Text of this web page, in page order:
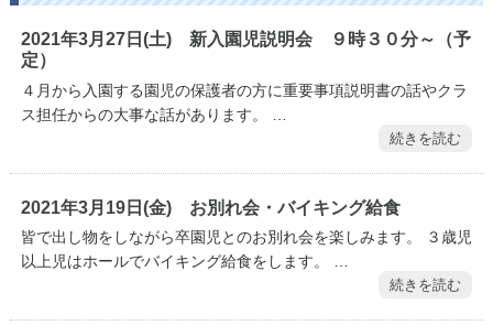
2021年3月27日(土) 新入園児説明会 ９時３０分～（予
定）
４月から入園する園児の保護者の方に重要事項説明書の話やクラ
ス担任からの大事な話があります。 …
続きを読む
2021年3月19日(金) お別れ会・バイキング給食
皆で出し物をしながら卒園児とのお別れ会を楽しみます。 ３歳児
以上児はホールでバイキング給食をします。 …
続きを読む